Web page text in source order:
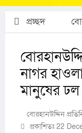
প্রচ্ছদ
নাগর
মানুষের ঢল
বোরহানউদ্দিন
প্রকাশিতঃ 22